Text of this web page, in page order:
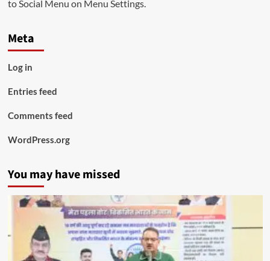
to Social Menu on Menu Settings.
Meta
Log in
Entries feed
Comments feed
WordPress.org
You may have missed